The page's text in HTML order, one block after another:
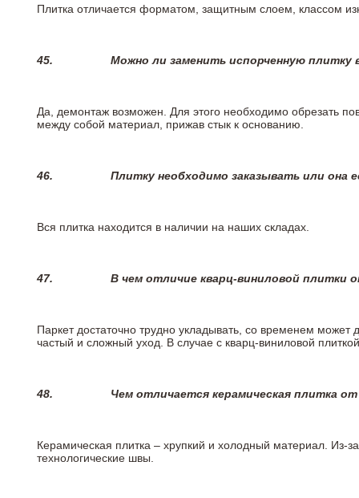
Плитка отличается форматом, защитным слоем, классом
45. Можно ли заменить испорченную плитку
Да, демонтаж возможен. Для этого необходимо обрезать
между собой материал, прижав стык к основанию.
46. Плитку необходимо заказывать или она
Вся плитка находится в наличии на наших складах.
47. В чем отличие кварц-виниловой плитки
Паркет достаточно трудно укладывать, со временем
частый и сложный уход. В случае с кварц-виниловой
48. Чем отличается керамическая плитка
Керамическая плитка – хрупкий и холодный материал. Из-
технологические швы.